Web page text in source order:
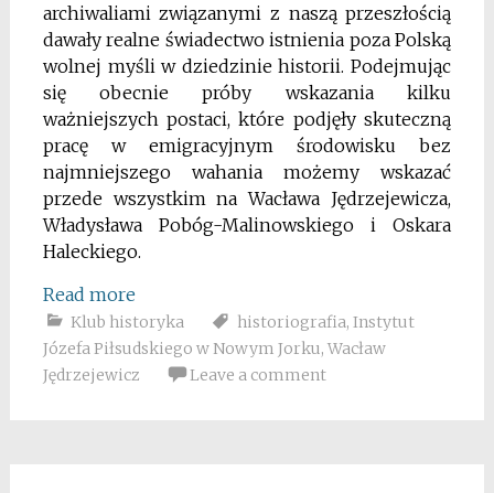
archiwaliami związanymi z naszą przeszłością
dawały realne świadectwo istnienia poza Polską
wolnej myśli w dziedzinie historii. Podejmując
się obecnie próby wskazania kilku
ważniejszych postaci, które podjęły skuteczną
pracę w emigracyjnym środowisku bez
najmniejszego wahania możemy wskazać
przede wszystkim na Wacława Jędrzejewicza,
Władysława Pobóg-Malinowskiego i Oskara
Haleckiego.
Read more
Klub historyka historiografia, Instytut
Józefa Piłsudskiego w Nowym Jorku, Wacław
Jędrzejewicz
Leave a comment